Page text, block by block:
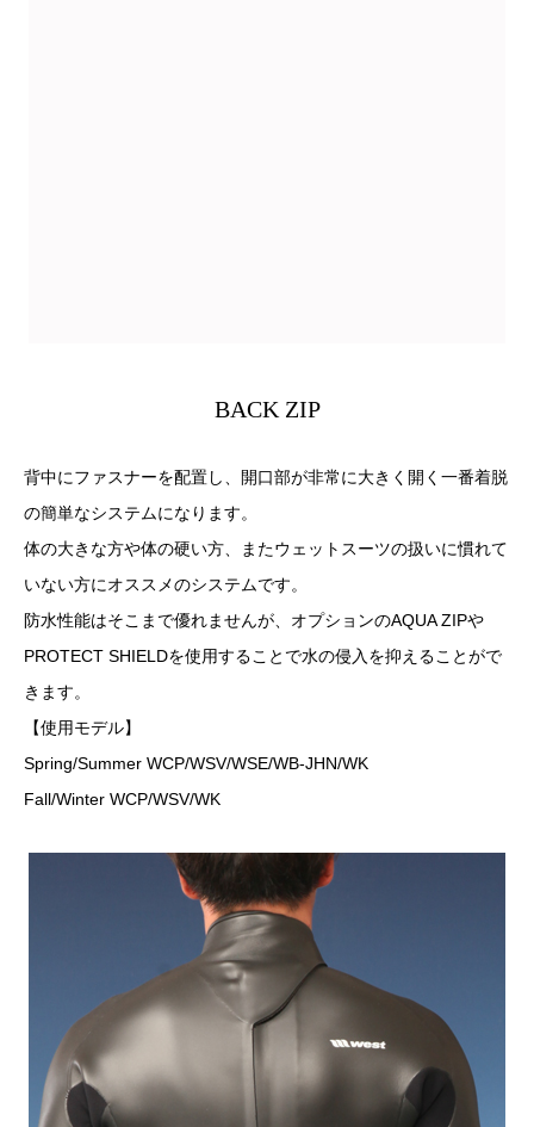
BACK ZIP
背中にファスナーを配置し、開口部が非常に大きく開く一番着脱
の簡単なシステムになります。
体の大きな方や体の硬い方、またウェットスーツの扱いに慣れて
いない方にオススメのシステムです。
防水性能はそこまで優れませんが、オプションのAQUA ZIPや
PROTECT SHIELDを使用することで水の侵入を抑えることがで
きます。
【使用モデル】
Spring/Summer WCP/WSV/WSE/WB-JHN/WK
Fall/Winter WCP/WSV/WK